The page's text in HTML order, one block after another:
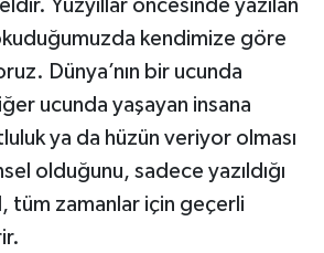
Yüzyıllar öncesinde yazılan
kendimize göre
Dünya’nın bir ucunda
ucunda yaşayan insana
ya da hüzün veriyor olması
olduğunu, sadece yazıldığı
tüm zamanlar için geçerli